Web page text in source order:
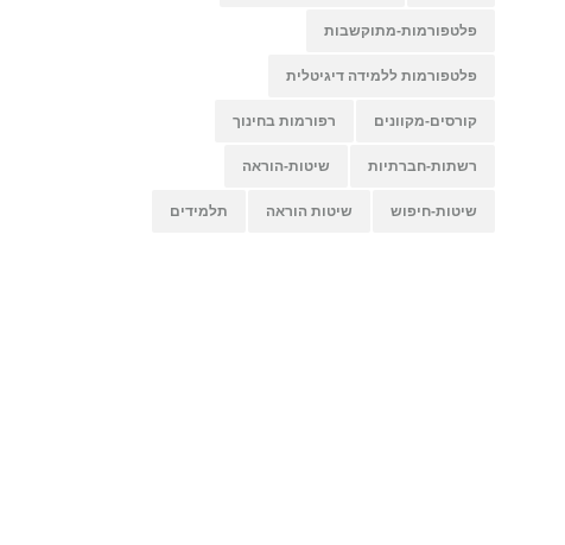
פלטפורמות-מתוקשבות
פלטפורמות ללמידה דיגיטלית
קורסים-מקוונים רפורמות בחינוך
רשתות-חברתיות שיטות-הוראה
שיטות-חיפוש שיטות הוראה תלמידים